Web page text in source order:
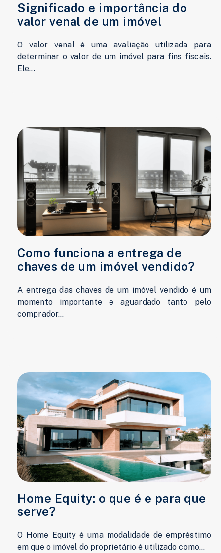
Significado e importância do
valor venal de um imóvel
O valor venal é uma avaliação utilizada para
determinar o valor de um imóvel para fins fiscais.
Ele...
Como funciona a entrega de
chaves de um imóvel vendido?
A entrega das chaves de um imóvel vendido é um
momento importante e aguardado tanto pelo
comprador...
Home Equity: o que é e para que
serve?
O Home Equity é uma modalidade de empréstimo
em que o imóvel do proprietário é utilizado como...